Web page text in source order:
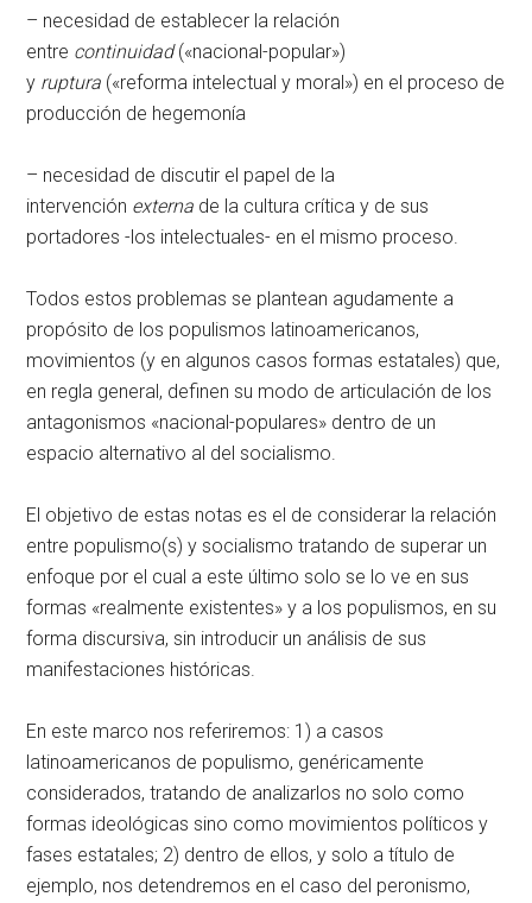
– necesidad de establecer la relación
entre continuidad(«nacional-popular»)
y ruptura («reforma intelectual y moral») en el proceso de
producción de hegemonía
– necesidad de discutir el papel de la
intervención externa de la cultura crítica y de sus
portadores -los intelectuales- en el mismo proceso.
Todos estos problemas se plantean agudamente a
propósito de los populismos latinoamericanos,
movimientos (y en algunos casos formas estatales) que,
en regla general, definen su modo de articulación de los
antagonismos «nacional-populares» dentro de un
espacio alternativo al del socialismo.
El objetivo de estas notas es el de considerar la relación
entre populismo(s) y socialismo tratando de superar un
enfoque por el cual a este último solo se lo ve en sus
formas «realmente existentes» y a los populismos, en su
forma discursiva, sin introducir un análisis de sus
manifestaciones históricas.
En este marco nos referiremos: 1) a casos
latinoamericanos de populismo, genéricamente
considerados, tratando de analizarlos no solo como
formas ideológicas sino como movimientos políticos y
fases estatales; 2) dentro de ellos, y solo a título de
ejemplo, nos detendremos en el caso del peronismo,